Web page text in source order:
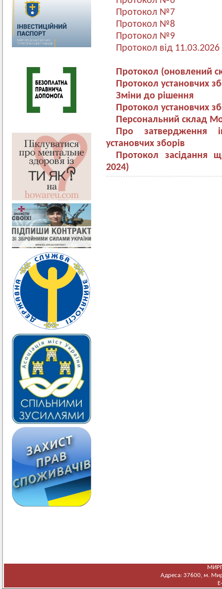
Протокол №7
Протокол №8
Протокол №9
Протокол від 11.03.2026
Протокол (оновлений
Протокол установчих
Зміни до рішення
Протокол установчих
Персональний склад
Про затвердження
установчих зборів
Протокол засідання
2024)
Адреса: 37600, м.